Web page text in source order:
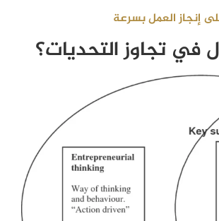
إنجاز العمل بسرعة
في تجاوز التحديات؟